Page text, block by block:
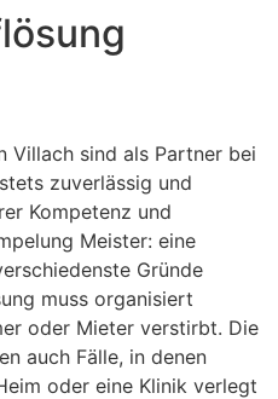
Villach sind als Partner bei
stets zuverlässig und
Kompetenz und
Meister: eine
Gründe
muss organisiert
oder Mieter verstirbt. Die
auch Fälle, in denen
oder eine Klinik verlegt